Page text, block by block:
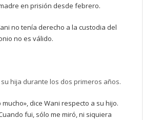
en prisión desde febrero.
no tenía derecho a la custodia del
no es válido.
hija durante los dos primeros años.
dice Wani respecto a su hijo.
fui, sólo me miró, ni siquiera